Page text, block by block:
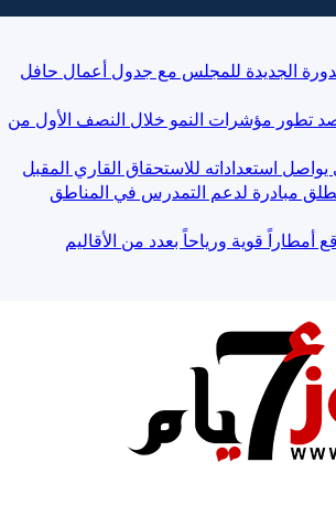
الجديدة للمجلس مع جدول أعمال حافل
تطور مؤشرات النمو خلال النصف الأول من
استعداداته للاستحقاق القاري المقبل
مبادرة لدعم التمدرس في المناطق
أمطاراً قوية ورياحاً بعدد من الأقاليم